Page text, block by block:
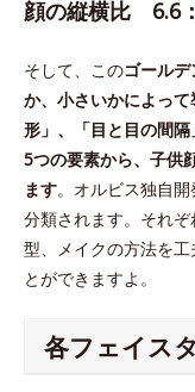
顔の縦横比 6.6
そして、このゴール
か、小さいかによっ
形」、「目と目の間
5つの要素から、子供
ます。オルビス独自
分類されます。それ
型、メイクの方法を
とができますよ。
各フェイス